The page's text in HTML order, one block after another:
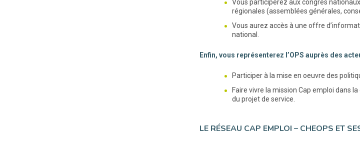
Vous participerez aux congrès
régionales (assemblées générales,
Vous aurez accès à une offre
national.
Enfin, vous représenterez l’OPS auprès des
Participer à la mise en oeuvre des
Faire vivre la mission Cap emploi dans
du projet de service.
LE RÉSEAU CAP EMPLOI – CHEOPS ET